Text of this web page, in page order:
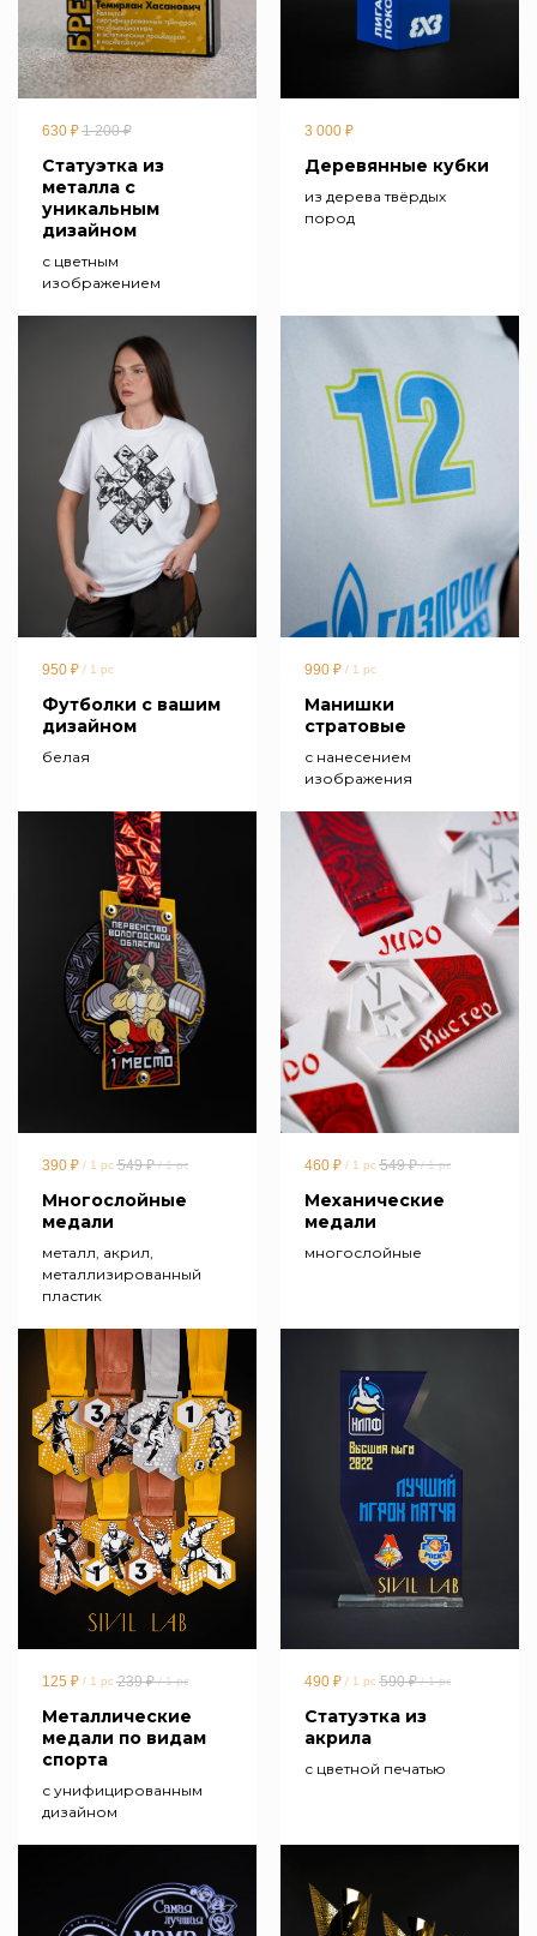
630 ₽ 1 200 ₽
Статуэтка из
металла c
уникальным
дизайном
с цветным
изображением
3 000 ₽
Деревянные кубки
из дерева твёрдых
пород
950 ₽ / 1 pc
Футболки с вашим
дизайном
белая
990 ₽ / 1 pc
Манишки
стратовые
с нанесением
изображения
390 ₽ / 1 pc 549 ₽ / 1 pc
Многослойные
медали
металл, акрил,
металлизированный
пластик
460 ₽ / 1 pc 549 ₽ / 1 pc
Механические
медали
многослойные
125 ₽ / 1 pc 239 ₽ / 1 pc
Металлические
медали по видам
спорта
с унифицированным
дизайном
490 ₽ / 1 pc 590 ₽ / 1 pc
Статуэтка из
акрила
с цветной печатью